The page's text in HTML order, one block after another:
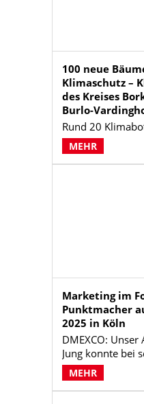
100 neue
Klimaschutz –
des Kreises
Burlo-
Rund 20
André Brömmel,
Stieleichen und
Vardingholter
MEHR
Marketing im
Punktmacher
2025 in Köln
DMEXCO:
Jung konnte bei
wertvolle
mitnehmen. Eine
Erkenntnisse
MEHR